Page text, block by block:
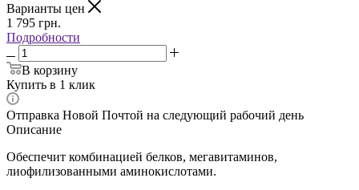
Варианты цен
1 795 грн.
Подробности
В корзину
Купить в 1 клик
Отправка Новой Почтой на следующий рабочий день
Описание
Обеспечит комбинацией белков, мегавитаминов,
лиофилизованными аминокислотами.